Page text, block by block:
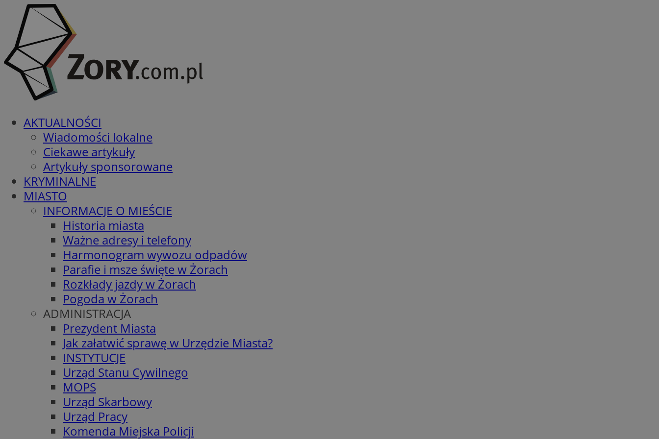
AKTUALNOŚCI
Wiadomości lokalne
Ciekawe artykuły
Artykuły sponsorowane
KRYMINALNE
MIASTO
INFORMACJE O MIEŚCIE
Historia miasta
Ważne adresy i telefony
Harmonogram wywozu odpadów
Parafie i msze święte w Żorach
Rozkłady jazdy w Żorach
Pogoda w Żorach
ADMINISTRACJA
Prezydent Miasta
Jak załatwić sprawę w Urzędzie Miasta?
INSTYTUCJE
Urząd Stanu Cywilnego
MOPS
Urząd Skarbowy
Urząd Pracy
Komenda Miejska Policji